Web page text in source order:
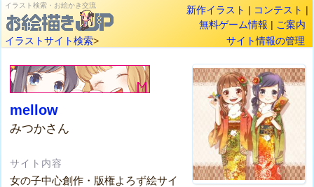
イラスト検索・お絵かき交流 新作イラスト | コンテスト |
無料ゲーム情報 | ご案内
イラストサイト検索> サイト情報の管理
mellow
みつかさん
サイト内容
女の子中心創作・版権よろず絵サイ